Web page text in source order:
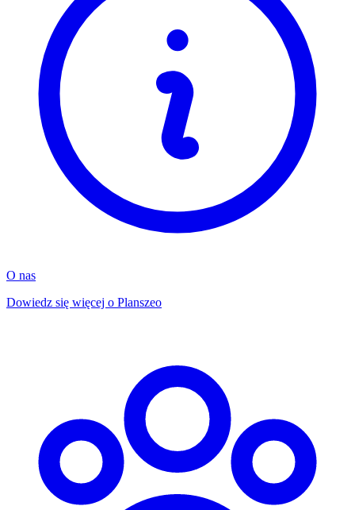
O nas
Dowiedz się więcej o Planszeo